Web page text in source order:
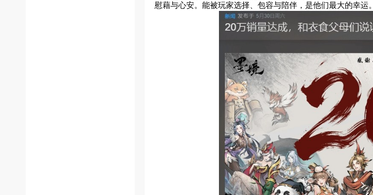
慰藉与心安。能被玩家选择、包容与陪伴，是他们最大的幸运。